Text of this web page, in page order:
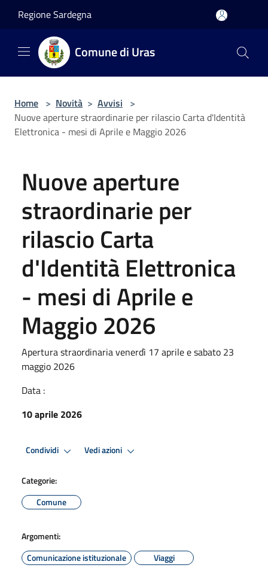
Regione Sardegna
Comune di Uras
Home > Novità > Avvisi >
Nuove aperture straordinarie per rilascio Carta d'Identità
Elettronica - mesi di Aprile e Maggio 2026
Nuove aperture
straordinarie per
rilascio Carta
d'Identità Elettronica
- mesi di Aprile e
Maggio 2026
Apertura straordinaria venerdì 17 aprile e sabato 23
maggio 2026
Data :
10 aprile 2026
Condividi Vedi azioni
Categorie:
Comune
Argomenti:
Comunicazione istituzionale
Viaggi